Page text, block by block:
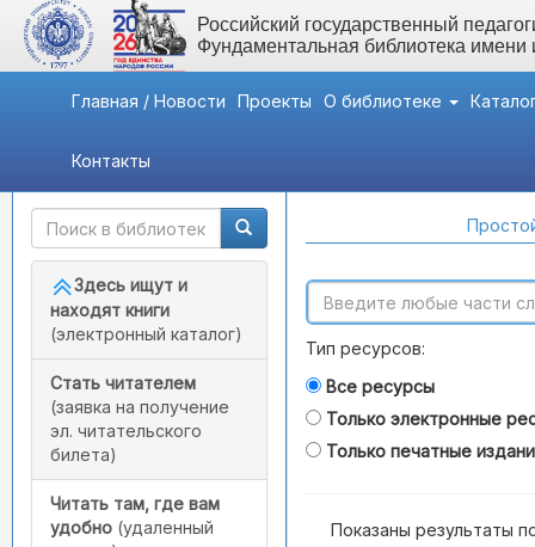
Российский государственный
Фундаментальная библиотека
Главная / Новости Проекты О библиотеке
Контакты
Быстрый доступ
Здесь ищут и
находят книги
(электронный каталог)
Стать читателем
(заявка на получение
эл. читательского
билета)
Читать там, где вам
удобно (удаленный
Тип ресурсов:
Все ресурсы
Только электронные
Только печатные
Показаны результаты